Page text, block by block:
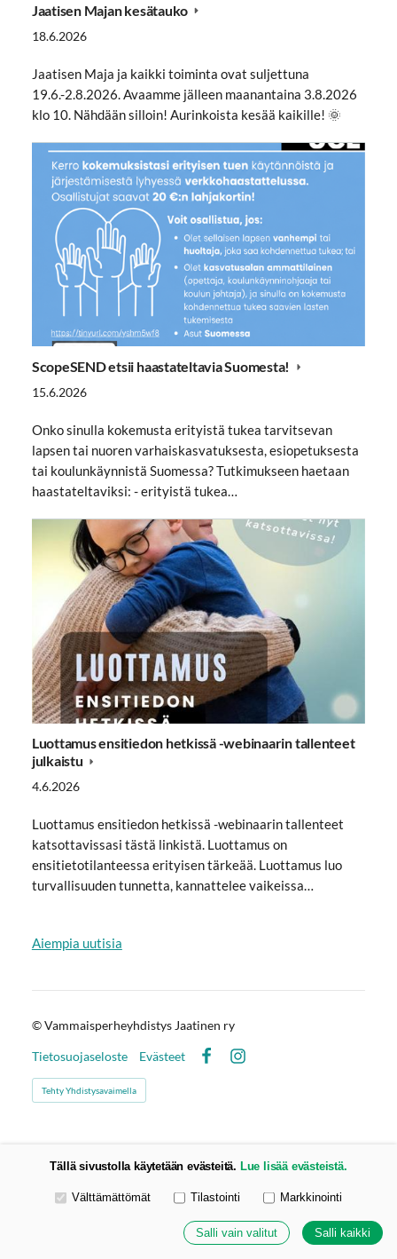
Jaatisen Majan kesätauko
18.6.2026
Jaatisen Maja ja kaikki toiminta ovat suljettuna
19.6.-2.8.2026. Avaamme jälleen maanantaina 3.8.2026
klo 10. Nähdään silloin! Aurinkoista kesää kaikille! 🌞
ScopeSEND etsii haastateltavia Suomesta!
15.6.2026
Onko sinulla kokemusta erityistä tukea tarvitsevan
lapsen tai nuoren varhaiskasvatuksesta, esiopetuksesta
tai koulunkäynnistä Suomessa? Tutkimukseen haetaan
haastateltaviksi: - erityistä tukea…
Luottamus ensitiedon hetkissä -webinaarin tallenteet
julkaistu
4.6.2026
Luottamus ensitiedon hetkissä -webinaarin tallenteet
katsottavissasi tästä linkistä. Luottamus on
ensitietotilanteessa erityisen tärkeää. Luottamus luo
turvallisuuden tunnetta, kannattelee vaikeissa…
Aiempia uutisia
©Vammaisperheyhdistys Jaatinen ry
Tietosuojaseloste
Evästeet
Tehty Yhdistysavaimella
Tällä sivustolla käytetään evästeitä. Lue lisää evästeistä.
Valitse käytettävät evästeet
Välttämättömät Tilastointi Markkinointi
Salli vain valitut Salli kaikki